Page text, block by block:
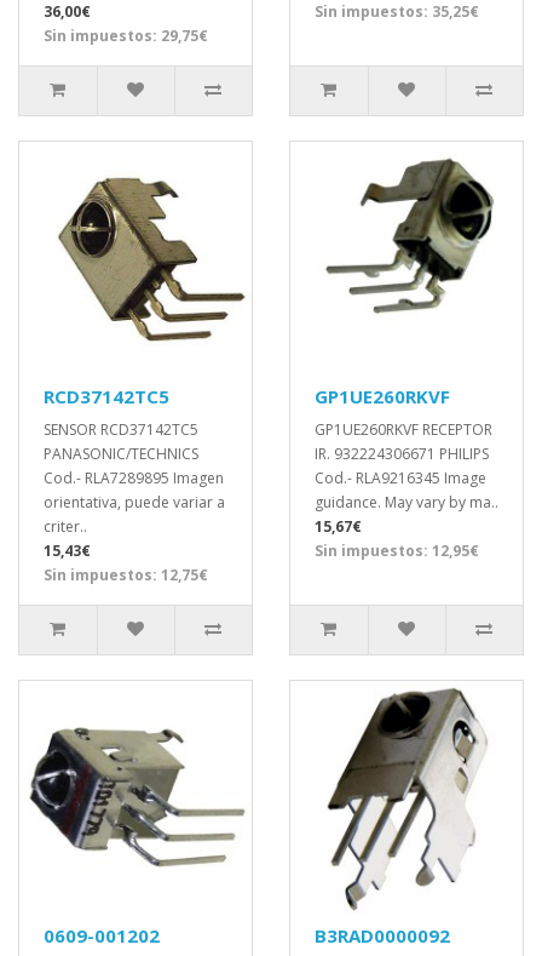
36,00€
Sin impuestos: 29,75€
Sin impuestos: 35,25€
RCD37142TC5
SENSOR RCD37142TC5
PANASONIC/TECHNICS
Cod.- RLA7289895 Imagen
orientativa, puede variar a
criter..
15,43€
Sin impuestos: 12,75€
GP1UE260RKVF
GP1UE260RKVF RECEPTOR
IR. 932224306671 PHILIPS
Cod.- RLA9216345 Image
guidance. May vary by ma..
15,67€
Sin impuestos: 12,95€
0609-001202 B3RAD0000092